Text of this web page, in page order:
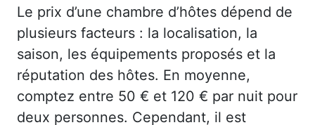
Le prix d’une chambre d’hôtes dépend de
plusieurs facteurs : la localisation, la
saison, les équipements proposés et la
réputation des hôtes. En moyenne,
comptez entre 50 € et 120 € par nuit pour
deux personnes. Cependant, il est